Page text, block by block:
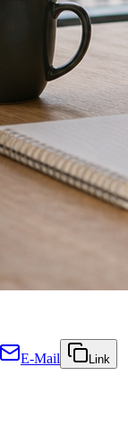
E-Mail Link